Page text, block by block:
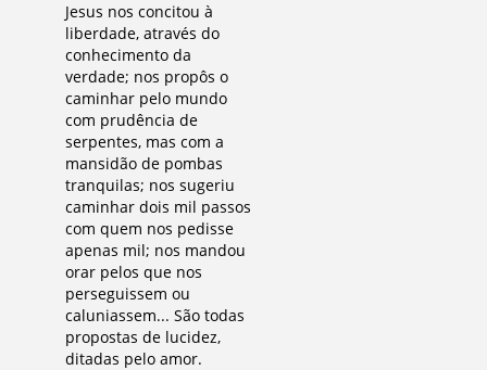
Jesus nos concitou à
liberdade, através do
conhecimento da
verdade; nos propôs o
caminhar pelo mundo
com prudência de
serpentes, mas com a
mansidão de pombas
tranquilas; nos sugeriu
caminhar dois mil passos
com quem nos pedisse
apenas mil; nos mandou
orar pelos que nos
perseguissem ou
caluniassem... São todas
propostas de lucidez,
ditadas pelo amor.